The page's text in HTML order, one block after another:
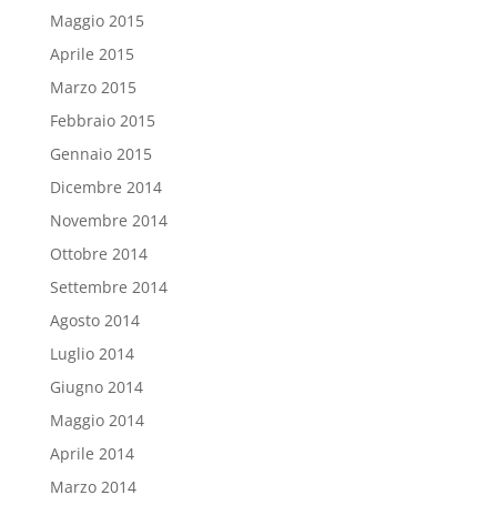
Maggio 2015
Aprile 2015
Marzo 2015
Febbraio 2015
Gennaio 2015
Dicembre 2014
Novembre 2014
Ottobre 2014
Settembre 2014
Agosto 2014
Luglio 2014
Giugno 2014
Maggio 2014
Aprile 2014
Marzo 2014